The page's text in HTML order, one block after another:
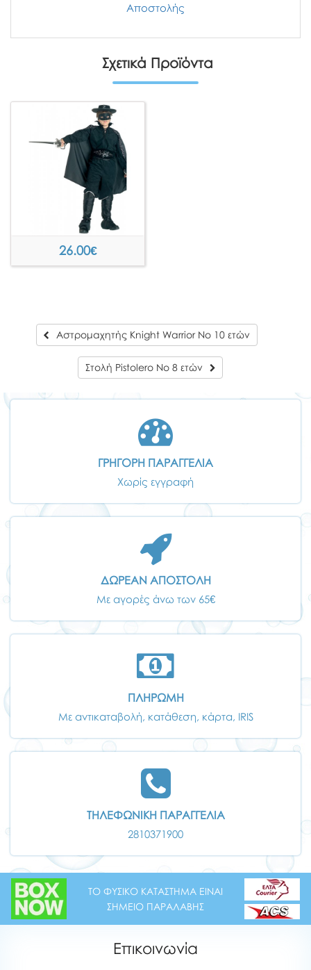
Αποστολής
Σχετικά Προϊόντα
26.00€
Αστρομαχητής Knight Warrior Νο 10 ετών
Στολή Pistolero Νο 8 ετών
ΓΡΗΓΟΡΗ ΠΑΡΑΓΓΕΛΙΑ
Χωρίς εγγραφή
ΔΩΡΕΑΝ ΑΠΟΣΤΟΛΗ
Με αγορές άνω των 65€
ΠΛΗΡΩΜΗ
Με αντικαταβολή, κατάθεση, κάρτα, IRIS
ΤΗΛΕΦΩΝΙΚΗ ΠΑΡΑΓΓΕΛΙΑ
2810371900
ΤΟ ΦΥΣΙΚΟ ΚΑΤΑΣΤΗΜΑ ΕΙΝΑΙ
ΣΗΜΕΙΟ ΠΑΡΑΛΑΒΗΣ
Επικοινωνία